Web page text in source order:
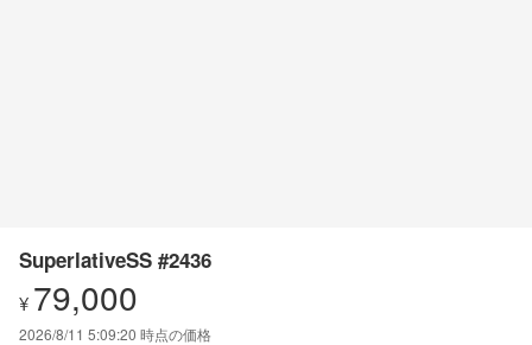
SuperlativeSS #2436
¥ 79,000
2026/8/11 5:09:20 時点の価格